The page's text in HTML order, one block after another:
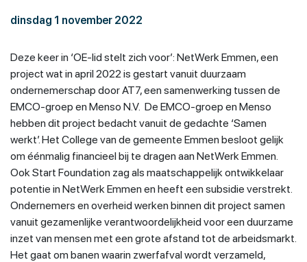
dinsdag 1 november 2022
Deze keer in ‘OE-lid stelt zich voor’: NetWerk Emmen, een
project wat in april 2022 is gestart vanuit duurzaam
ondernemerschap door AT7, een samenwerking tussen de
EMCO-groep en Menso N.V. De EMCO-groep en Menso
hebben dit project bedacht vanuit de gedachte ‘Samen
werkt’. Het College van de gemeente Emmen besloot gelijk
om éénmalig financieel bij te dragen aan NetWerk Emmen.
Ook Start Foundation zag als maatschappelijk ontwikkelaar
potentie in NetWerk Emmen en heeft een subsidie verstrekt.
Ondernemers en overheid werken binnen dit project samen
vanuit gezamenlijke verantwoordelijkheid voor een duurzame
inzet van mensen met een grote afstand tot de arbeidsmarkt.
Het gaat om banen waarin zwerfafval wordt verzameld,